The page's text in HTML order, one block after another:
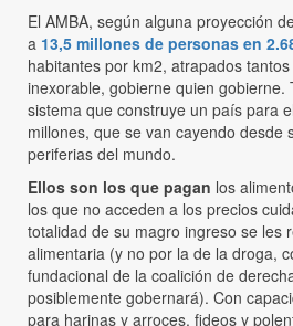
El AMBA, según alguna proyección
a 13,5 millones de personas en
habitantes por km2, atrapados
inexorable, gobierne quien gobierne.
sistema que construye un país para
millones, que se van cayendo desde
periferias del mundo.
Ellos son los que pagan los
los que no acceden a los precios
totalidad de su magro ingreso se les
alimentaria (y no por la de la droga,
fundacional de la coalición de
posiblemente gobernará). Con
para harinas y arroces, fideos y